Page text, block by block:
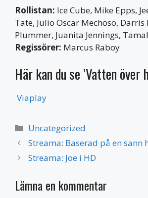
Rollistan: Ice Cube, Mike Epps,
Tate, Julio Oscar Mechoso, Darris
Plummer, Juanita Jennings,
Regissörer: Marcus Raboy
Här kan du se ’Vatten över
Viaplay
Kategorier
Uncategorized
Streama: Baserad på en sann
Streama: Joe i HD
Lämna en kommentar